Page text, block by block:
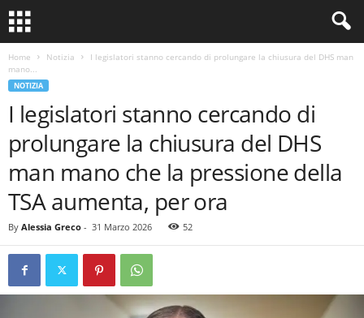
Home Notizia
I legislatori stanno cercando di prolungare la chiusura del DHS man
mano...
NOTIZIA
I legislatori stanno cercando di
prolungare la chiusura del DHS
man mano che la pressione della
TSA aumenta, per ora
By Alessia Greco - 31 Marzo 2026 52